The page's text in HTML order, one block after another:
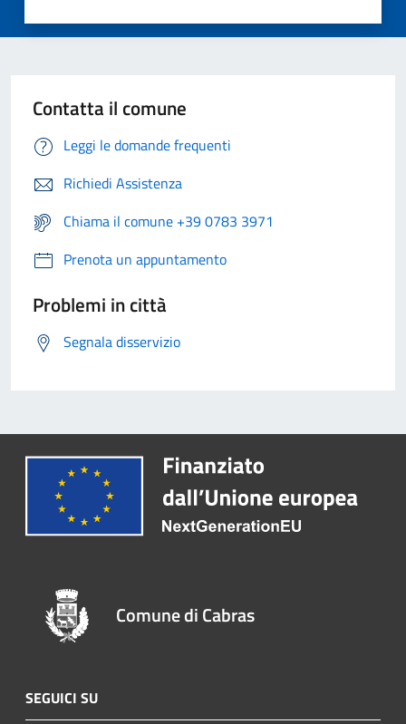
Contatta il comune
Leggi le domande frequenti
Richiedi Assistenza
Chiama il comune +39 0783 3971
Prenota un appuntamento
Problemi in città
Segnala disservizio
Comune di Cabras
SEGUICI SU